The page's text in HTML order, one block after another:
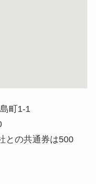
町1-1
との共通券は500